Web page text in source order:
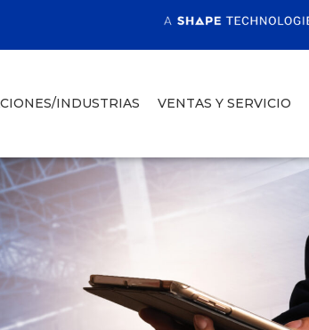
INDUSTRIAS VENTAS Y SERVICIO